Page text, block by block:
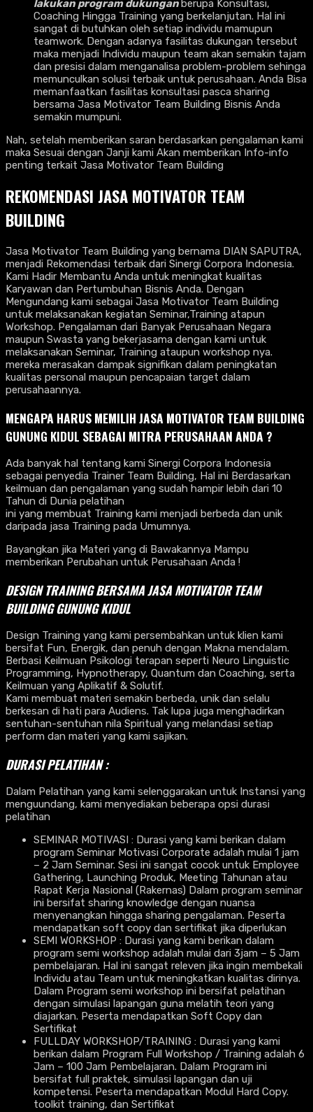
lakukan program dukungan berupa Konsultasi,
Coaching Hingga Training yang berkelanjutan. Hal ini
sangat di butuhkan oleh setiap individu mamupun
teamwork. Dengan adanya fasilitas dukungan tersebut
maka menjadi Individu maupun team akan semakin tajam
dan presisi dalam menganalisa problem-problem sehinga
memunculkan solusi terbaik untuk perusahaan. Anda Bisa
memanfaatkan fasilitas konsultasi pasca sharing
bersama Jasa Motivator Team Building Bisnis Anda
semakin mumpuni.
Nah, setelah memberikan saran berdasarkan pengalaman kami
maka Sesuai dengan Janji kami Akan memberikan Info-info
penting terkait Jasa Motivator Team Building
REKOMENDASI JASA MOTIVATOR TEAM
BUILDING
Jasa Motivator Team Building yang bernama DIAN SAPUTRA,
menjadi Rekomendasi terbaik dari Sinergi Corpora Indonesia.
Kami Hadir Membantu Anda untuk meningkat kualitas
Karyawan dan Pertumbuhan Bisnis Anda. Dengan
Mengundang kami sebagai Jasa Motivator Team Building
untuk melaksanakan kegiatan Seminar,Training atapun
Workshop. Pengalaman dari Banyak Perusahaan Negara
maupun Swasta yang bekerjasama dengan kami untuk
melaksanakan Seminar, Training ataupun workshop nya.
mereka merasakan dampak signifikan dalam peningkatan
kualitas personal maupun pencapaian target dalam
perusahaannya.
MENGAPA HARUS MEMILIH JASA MOTIVATOR TEAM BUILDING
GUNUNG KIDUL SEBAGAI MITRA PERUSAHAAN ANDA ?
Ada banyak hal tentang kami Sinergi Corpora Indonesia
sebagai penyedia Trainer Team Building, Hal ini Berdasarkan
keilmuan dan pengalaman yang sudah hampir lebih dari 10
Tahun di Dunia pelatihan
ini yang membuat Training kami menjadi berbeda dan unik
daripada jasa Training pada Umumnya.
Bayangkan jika Materi yang di Bawakannya Mampu
memberikan Perubahan untuk Perusahaan Anda !
DESIGN TRAINING BERSAMAJASA MOTIVATOR TEAM
BUILDINGGUNUNG KIDUL
Design Training yang kami persembahkan untuk klien kami
bersifat Fun, Energik, dan penuh dengan Makna mendalam.
Berbasi Keilmuan Psikologi terapan seperti Neuro Linguistic
Programming, Hypnotherapy, Quantum dan Coaching, serta
Keilmuan yang Aplikatif & Solutif.
Kami membuat materi semakin berbeda, unik dan selalu
berkesan di hati para Audiens. Tak lupa juga menghadirkan
sentuhan-sentuhan nila Spiritual yang melandasi setiap
perform dan materi yang kami sajikan.
DURASI PELATIHAN :
Dalam Pelatihan yang kami selenggarakan untuk Instansi yang
menguundang, kami menyediakan beberapa opsi durasi
pelatihan
SEMINAR MOTIVASI : Durasi yang kami berikan dalam
program Seminar Motivasi Corporate adalah mulai 1 jam
– 2 Jam Seminar. Sesi ini sangat cocok untuk Employee
Gathering, Launching Produk, Meeting Tahunan atau
Rapat Kerja Nasional (Rakernas) Dalam program seminar
ini bersifat sharing knowledge dengan nuansa
menyenangkan hingga sharing pengalaman. Peserta
mendapatkan soft copy dan sertifikat jika diperlukan
SEMI WORKSHOP : Durasi yang kami berikan dalam
program semi workshop adalah mulai dari 3jam – 5 Jam
pembelajaran. Hal ini sangat releven jika ingin membekali
Individu atau Team untuk meningkatkan kualitas dirinya.
Dalam Program semi workshop ini bersifat pelatihan
dengan simulasi lapangan guna melatih teori yang
diajarkan. Peserta mendapatkan Soft Copy dan
Sertifikat
FULLDAY WORKSHOP/TRAINING : Durasi yang kami
berikan dalam Program Full Workshop / Training adalah 6
Jam – 100 Jam Pembelajaran. Dalam Program ini
bersifat full praktek, simulasi lapangan dan uji
kompetensi. Peserta mendapatkan Modul Hard Copy.
toolkit training, dan Sertifikat